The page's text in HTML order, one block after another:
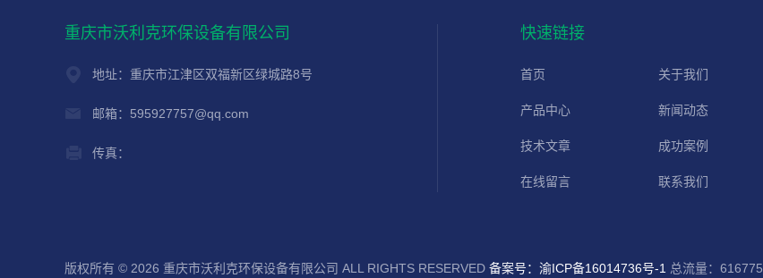
重庆市沃利克环保设备有限公司
地址：重庆市江津区双福新区绿城路8号
邮箱：595927757@qq.com
传真：
快速链接
首页 关于我们
产品中心 新闻动态
技术文章 成功案例
在线留言 联系我们
版权所有 © 2026 重庆市沃利克环保设备有限公司 ALL RIGHTS RESERVED 备案号：渝ICP备16014736号-1 总流量：616775